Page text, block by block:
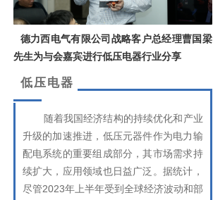
德力西电气有限公司战略客户总经理曹国梁
先生为与会嘉宾进行低压电器行业分享
低压电器
随着我国经济结构的持续优化和产业
升级的加速推进，低压元器件作为电力输
配电系统的重要组成部分，其市场需求持
续扩大，应用领域也日益广泛。据统计，
尽管2023年上半年受到全球经济波动和部